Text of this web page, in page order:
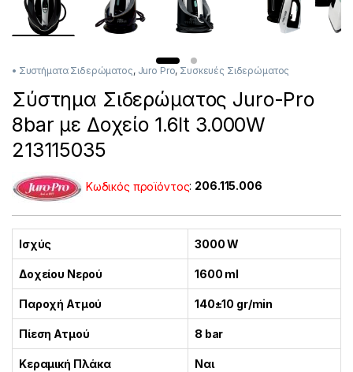
• Συστήματα Σιδερώματος, Juro Pro, Συσκευές Σιδερώματος
Σύστημα Σιδερώματος Juro-Pro
8bar με Δοχείο 1.6lt 3.000W
213115035
Κωδικός προϊόντος: 206.115.006
Ισχύς 3000 W
Δοχείου Νερού 1600 ml
Παροχή Ατμού 140±10 gr/min
Πίεση Ατμού 8 bar
Κεραμική Πλάκα Ναι